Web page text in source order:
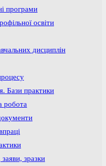
програми
освіти
дисциплін
Бази практики
робота
заяви, зразки